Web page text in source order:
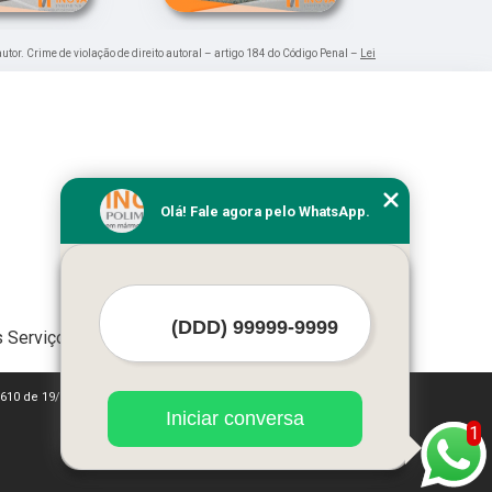
Crime de violação de direito autoral – artigo 184 do Código Penal – Lei
de 19/02/1998)
1
Olá! Fale agora pelo WhatsApp.
Iniciar conversa